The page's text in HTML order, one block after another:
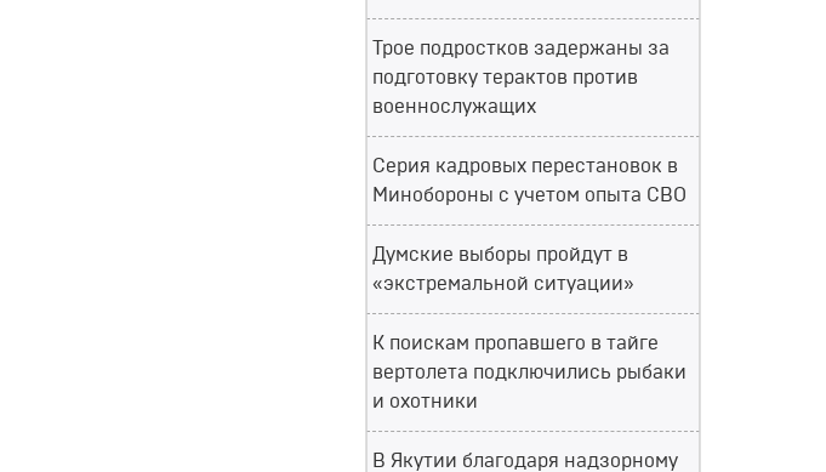
Трое подростков задержаны за
подготовку терактов против
военнослужащих
Серия кадровых перестановок в
Минобороны с учетом опыта СВО
Думские выборы пройдут в
«экстремальной ситуации»
К поискам пропавшего в тайге
вертолета подключились рыбаки
и охотники
В Якутии благодаря надзорному